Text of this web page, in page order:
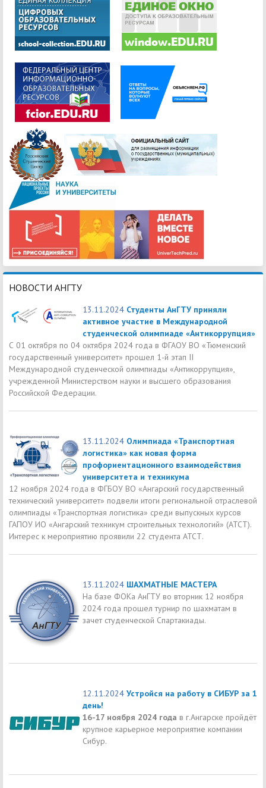
НОВОСТИ АНГТУ
13.11.2024 Студенты АнГТУ приняли
активное участие в Международной
студенческой олимпиаде «Антикоррупция»
С 01 октября по 04 октября 2024 года в ФГАОУ ВО «Тюменский
государственный университет» прошел 1-й этап II
Международной студенческой олимпиады «Антикоррупция»,
учрежденной Министерством науки и высшего образования
Российской Федерации.
13.11.2024 Олимпиада «Транспортная
логистика» как новая форма
профориентационного взаимодействия
университета и техникума
12 ноября 2024 года в ФГБОУ ВО «Ангарский государственный
технический университет» подвели итоги региональной отраслевой
олимпиады «Транспортная логистика» среди выпускных курсов
ГАПОУ ИО «Ангарский техникум строительных технологий» (АТСТ).
Интерес к мероприятию проявили 22 студента АТСТ.
13.11.2024 ШАХМАТНЫЕ МАСТЕРА
На базе ФОКа АнГТУ во вторник 12 ноября
2024 года прошел турнир по шахматам в
зачет студенческой Спартакиады.
12.11.2024 Устройся на работу в СИБУР за 1
день!
16-17 ноября 2024 года в г.Ангарске пройдёт
крупное карьерное мероприятие компании
Сибур.